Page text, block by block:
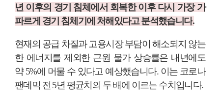
년 이후의 경기 침체에서 회복한 이후 다시 가장 가
파르게 경기 침체기에 처해있다고 분석했습니다.
현재의 공급 차질과 고용시장 부담이 해소되지 않는
한 에너지를 제외한 근원 물가 상승률은 내년에도
약5%에 머물 수 있다고 예상했습니다. 이는 코로나
팬데믹 전 5년 평균치의 두 배에 이르는 수치입니다.